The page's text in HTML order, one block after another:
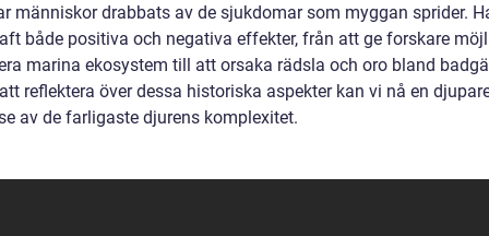
människor drabbats av de sjukdomar som myggan sprider.
både positiva och negativa effekter, från att ge forskare
marina ekosystem till att orsaka rädsla och oro bland
reflektera över dessa historiska aspekter kan vi nå en
av de farligaste djurens komplexitet.